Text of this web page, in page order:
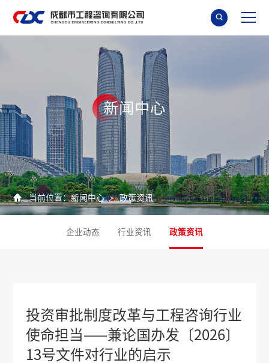

新闻 中心
 当前位置：新闻中心 > 政策资讯
企业动态 行业资讯 政策资讯
投资审批制度改革与工程咨询行业
使命担当——兼论国办发〔2026〕
13号文件对行业的启示